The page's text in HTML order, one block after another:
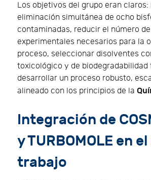
Los objetivos del grupo eran
eliminación simultánea de ocho
contaminadas, reducir el número
experimentales necesarios para la
proceso, seleccionar disolventes
toxicológico y de biodegradabilidad
desarrollar un proceso robusto,
alineado con los principios de la
Integración de
y TURBOMOLE en
trabajo